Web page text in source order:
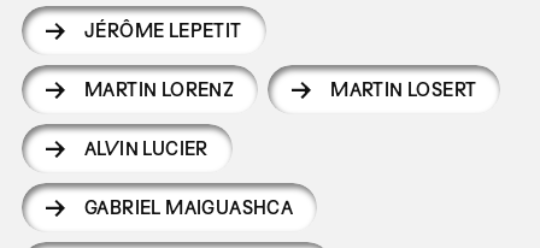
JÉRÔME LEPETIT
MARTIN LORENZ MARTIN LOSERT
ALVIN LUCIER
GABRIEL MAIGUASHCA